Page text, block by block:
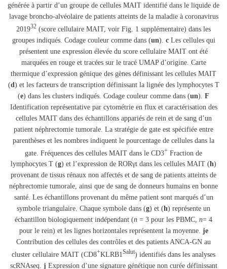
générée à partir d’un groupe de cellules MAIT identifié dans le liquide de
lavage broncho-alvéolaire de patients atteints de la maladie à coronavirus
201932 (score cellulaire MAIT, voir Fig. 1 supplémentaire) dans les
groupes indiqués. Codage couleur comme dans (un). cLes cellules qui
présentent une expression élevée du score cellulaire MAIT ont été
marquées en rouge et tracées sur le tracé UMAP d’origine. Carte
thermique d’expression génique des gènes définissant les cellules MAIT
(d) et les facteurs de transcription définissant la lignée des lymphocytes T
(e) dans les clusters indiqués. Codage couleur comme dans (un). F
Identification représentative par cytométrie en flux et caractérisation des
cellules MAIT dans des échantillons appariés de rein et de sang d’un
patient néphrectomie tumorale. La stratégie de gate est spécifiée entre
parenthèses et les nombres indiquent le pourcentage de cellules dans la
gate. Fréquences des cellules MAIT dans le CD3+ Fraction de
lymphocytes T (g) et l’expression de RORγt dans les cellules MAIT (h)
provenant de tissus rénaux non affectés et de sang de patients atteints de
néphrectomie tumorale, ainsi que de sang de donneurs humains en bonne
santé. Les échantillons provenant du même patient sont marqués d’un
symbole triangulaire. Chaque symbole dans (g) et (h) représente un
échantillon biologiquement indépendant (n = 3 pour les PBMC, n= 4
pour le rein) et les lignes horizontales représentent la moyenne. je
Contribution des cellules des contrôles et des patients ANCA-GN au
cluster cellulaire MAIT (CD8+KLRB1 Salut) identifiés dans les analyses
scRNAseq. j Expression d’une signature génétique non curée définissant